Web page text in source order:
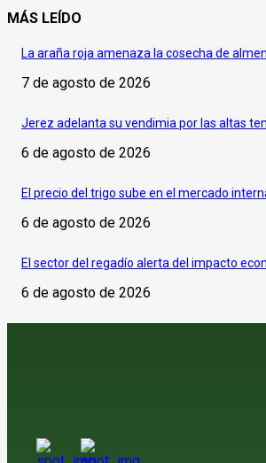
MÁS LEÍDO
La araña roja amenaza la cosecha de
7 de agosto de 2026
Jerez adelanta su vendimia por las altas
6 de agosto de 2026
El precio del trigo sube en el mercado
6 de agosto de 2026
El sector del regadío alerta del impacto
6 de agosto de 2026